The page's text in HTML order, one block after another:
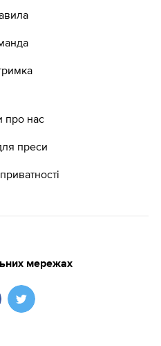
про нас
преси
мережах